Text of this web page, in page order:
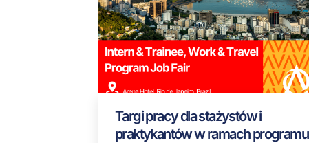
Targi pracy dla stażystów i
praktykantów w ramach programu